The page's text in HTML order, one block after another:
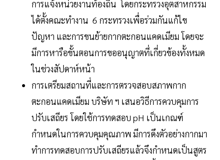
การแจ้งหน่วยงานท้องถิ่น โดยกระทรวงอุตสาหกรรม
ได้ตั้งคณะทำงาน 6 กระทรวงเพื่อร่วมกันแก้ไข
ปัญหา และการขนย้ายกากตะกอนแคดเมียม โดยจะ
มีการหารือขั้นตอนการขออนุญาตที่เกี่ยวข้องทั้งหมด
ในช่วงสัปดาห์หน้า
การเตรียมสถานที่และการตรวจสอบสภาพกาก
ตะกอนแคดเมียม บริษัท ฯ เสนอวิธีการควบคุมการ
ปรับเสถียร โดยใช้การทดสอบ pH เป็นเกณฑ์
กำหนดในการควบคุมคุณภาพ มีการดึงตัวอย่างกากมา
ทำการทดสอบการปรับเสถียรแล้วจึงกำหนดเป็นสูตร